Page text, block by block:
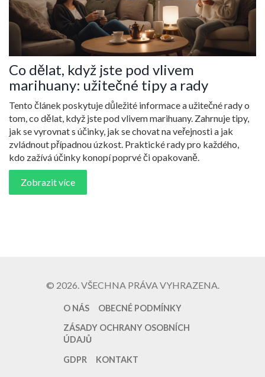
Co dělat, když jste pod vlivem
marihuany: užitečné tipy a rady
Tento článek poskytuje důležité informace a užitečné rady o
tom, co dělat, když jste pod vlivem marihuany. Zahrnuje tipy,
jak se vyrovnat s účinky, jak se chovat na veřejnosti a jak
zvládnout případnou úzkost. Praktické rady pro každého,
kdo zažívá účinky konopí poprvé či opakovaně.
Zobrazit více
© 2026. VŠECHNA PRÁVA VYHRAZENA.
O NÁS
OBECNÉ PODMÍNKY
ZÁSADY OCHRANY OSOBNÍCH
ÚDAJŮ
GDPR
KONTAKT